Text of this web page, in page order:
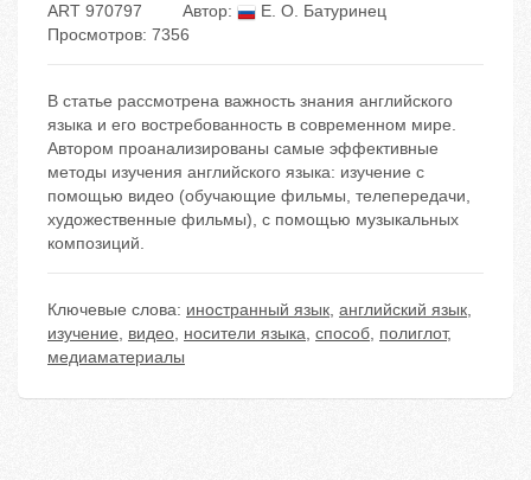
ART 970797 Автор:
Е. О. Батуринец
Просмотров: 7356
В статье рассмотрена важность знания английского
языка и его востребованность в современном мире.
Автором проанализированы самые эффективные
методы изучения английского языка: изучение с
помощью видео (обучающие фильмы, телепередачи,
художественные фильмы), с помощью музыкальных
композиций.
Ключевые слова: иностранный язык, английский язык,
изучение, видео, носители языка, способ, полиглот,
медиаматериалы